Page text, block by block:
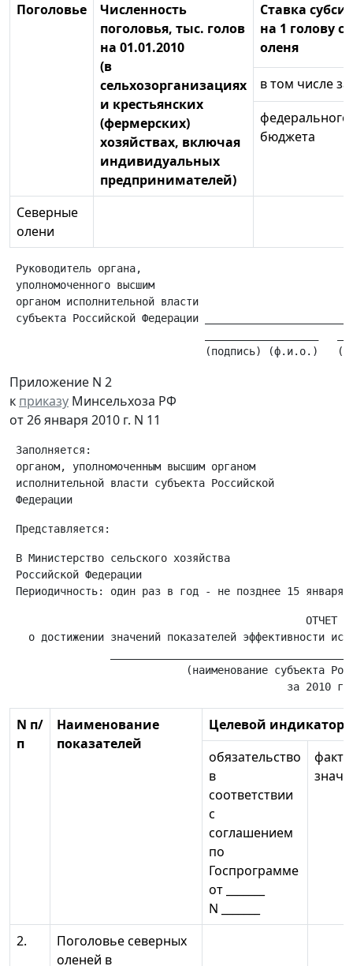
Поголовье
Численность
поголовья, тыс. голов
на 01.01.2010
(в
сельхозорганизациях
и крестьянских
(фермерских)
хозяйствах, включая
индивидуальных
предпринимателей)
Ставка
на 1 голову
оленя
в том числе за
федерального
бюджета
Северные
олени
Руководитель органа,
уполномоченного высшим
органом исполнительной власти
субъекта Российской Федерации
Приложение N 2
к приказу Минсельхоза РФ
от 26 января 2010 г. N 11
Заполняется:
органом, уполномоченным высшим органом
исполнительной власти субъекта Российской
В Министерство сельского хозяйства
Российской Федерации
                                               ОТЧЕТ
о достижении значений показателей эффективности
(наименование субъекта
N п/
п
Наименование
показателей
Целевой индикатор
обязательство
в
соответствии
с
соглашением
по
Госпрограмме
от _______
N _______
2.
Поголовье северных
оленей в